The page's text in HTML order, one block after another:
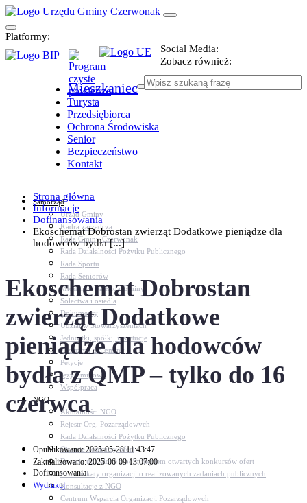
Platformy:
Social Media:
Zobacz również:
Mieszkaniec
Turysta
Przedsiębiorca
Ochrona Środowiska
Senior
Bezpieczeństwo
Kontakt
Samorząd
Urząd Gminy
Kadra zarządcza
Rada Gminy Czerwonak
Rada Działalności Pożytku Publicznego
Rada Sportu
Rada Seniorów
Młodzieżowa Rada Gminy
Sołectwa i osiedla
Dokumenty
Udział w Stowarzyszeniach
Jednostki, spółki, instytucje
Zasłużeni dla gminy
Petycje
Język migowy
Współpraca
NGO
Aktualności NGO
Rejestr Org. Pozarządowych
Rada Działalności Pożytku Publicznego
Otwarte konkursy ofert
Dotacje udzielone z pominięciem otwartych konkursów ofert
Komunikaty organizacji o realizowanych zadaniach publicznych
Konsultacje z NGO
Centrum Wsparcia Organizacji Pozarządowych
Strona główna
Informacje
Dofinansowania
Ekoschemat Dobrostan zwierząt Dodatkowe pieniądze dla
hodowców bydła [...]
Ekoschemat Dobrostan
zwierząt Dodatkowe
pieniądze dla hodowców
bydła z QMP – tylko do 16
czerwca
Opublikowano: 2025-05-28 11:43:47
Zaktualizowano: 2025-06-09 13:07:00
Dofinansowania
Wydrukuj